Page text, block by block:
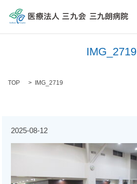
IMG_2719
TOP IMG_2719
2025-08-12